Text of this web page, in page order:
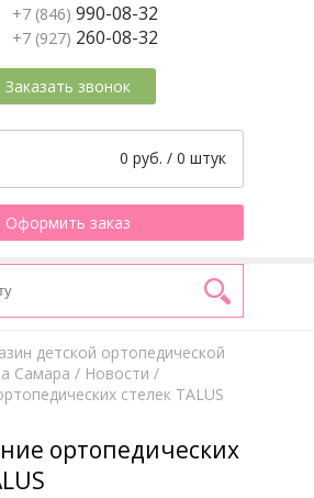
+7 (846) 990-08-32
+7 (927) 260-08-32
Заказать звонок
0 руб. / 0 штук
Оформить заказ
детской ортопедической
Самара / Новости /
стелек TALUS
ортопедических